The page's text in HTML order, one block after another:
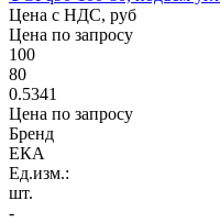
Цена с НДС, руб
Цена по запросу
100
80
0.5341
Цена по запросу
Бренд
ЕКА
Ед.изм.:
шт.
-